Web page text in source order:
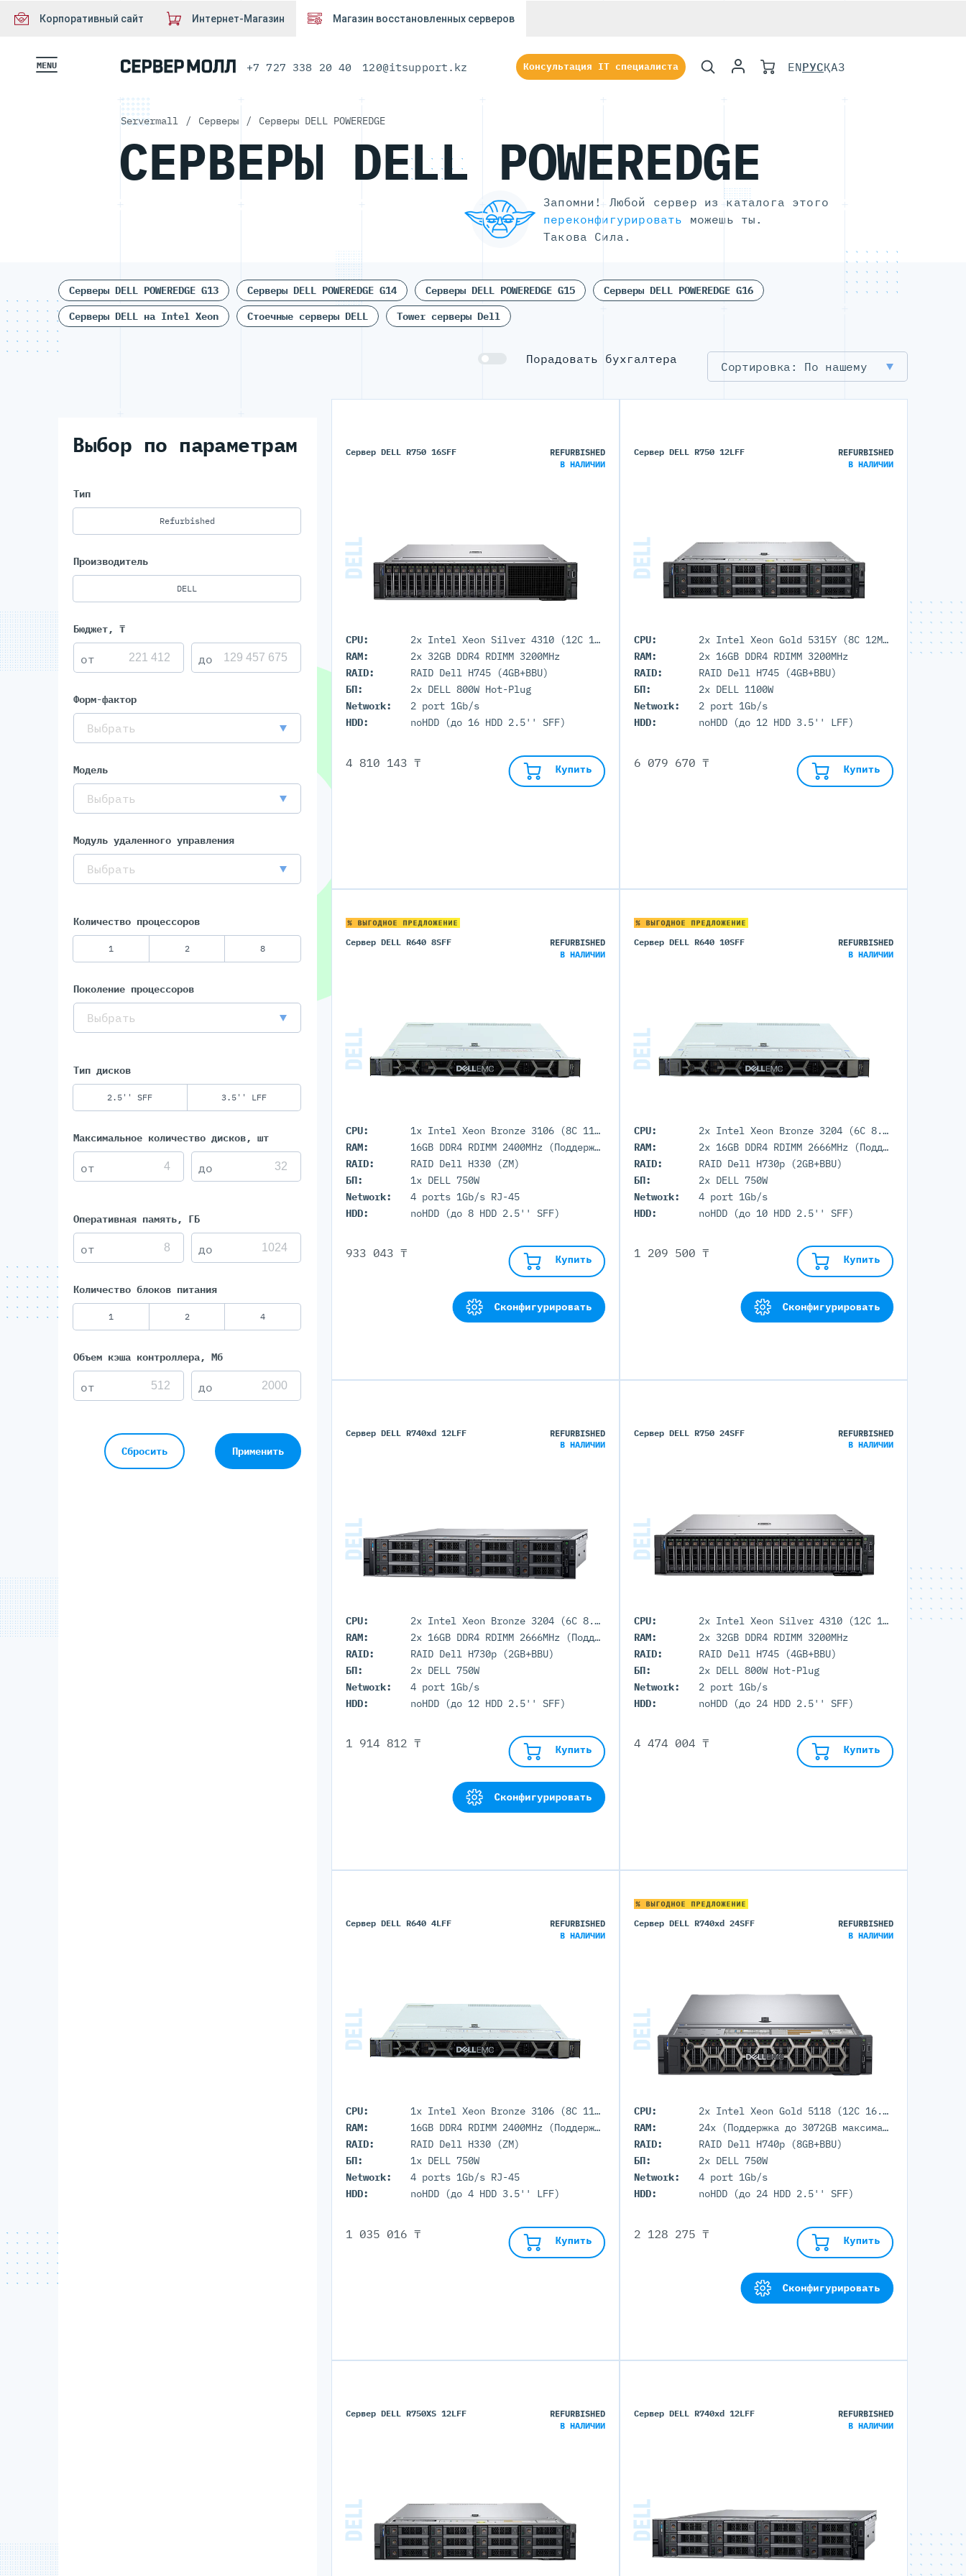
Корпоративный сайт Интернет-Магазин Магазин восстановленных серверов
MENU +7 727 338 20 40 120@itsupport.kz Консультация IT специалиста ENРУСҚАЗ
Servermall / Серверы / Серверы DELL POWEREDGE
СЕРВЕРЫ DELL POWEREDGE
Запомни! Любой сервер из каталога этого
переконфигурировать можешь ты.
Такова Сила.
Серверы DELL POWEREDGE G13 Серверы DELL POWEREDGE G14 Серверы DELL POWEREDGE G15
Серверы DELL POWEREDGE G16
Серверы DELL на Intel Xeon
Стоечные серверы DELL Tower серверы Dell
Выбор по параметрам
Тип
Refurbished
Производитель
DELL
Бюджет, ₸
Форм-фактор
Выбрать
Модель
Выбрать
Модуль удаленного управления
Выбрать
Количество процессоров
1 2 8
Поколение процессоров
Выбрать
Тип дисков
2.5'' SFF 3.5'' LFF
Максимальное количество дисков, шт
Оперативная память, ГБ
Количество блоков питания
1 2 4
Объем кэша контроллера, Мб
Сбросить Применить
Порадовать бухгалтера
По нашему
Сервер DELL R750 16SFF
REFURBISHED
В НАЛИЧИИ
CPU:
2x Intel Xeon Silver 4310 (12C 18M Cache 2.1 GHz)
RAM:
2x 32GB DDR4 RDIMM 3200MHz
RAID:
RAID Dell H745 (4GB+BBU)
БП:
2x DELL 800W Hot-Plug
Network:
2 port 1Gb/s
HDD:
noHDD (до 16 HDD 2.5'' SFF)
4 810 143 ₸ Купить
Сервер DELL R750 12LFF
REFURBISHED
В НАЛИЧИИ
CPU:
2x Intel Xeon Gold 5315Y (8C 12M Cache 3.2GHz)
RAM:
2x 16GB DDR4 RDIMM 3200MHz
RAID:
RAID Dell H745 (4GB+BBU)
БП:
2x DELL 1100W
Network:
2 port 1Gb/s
HDD:
noHDD (до 12 HDD 3.5'' LFF)
6 079 670 ₸ Купить
% ВЫГОДНОЕ ПРЕДЛОЖЕНИЕ
Сервер DELL R640 8SFF
REFURBISHED
В НАЛИЧИИ
CPU:
1x Intel Xeon Bronze 3106 (8C 11M Cache 1.70 GHz)
RAM:
16GB DDR4 RDIMM 2400MHz (Поддержка до 3Тб максимально, 24 DIMM портов)
RAID:
RAID Dell H330 (ZM)
БП:
1x DELL 750W
Network:
4 ports 1Gb/s RJ-45
HDD:
noHDD (до 8 HDD 2.5'' SFF)
933 043 ₸ Купить
Сконфигурировать
% ВЫГОДНОЕ ПРЕДЛОЖЕНИЕ
Сервер DELL R640 10SFF
REFURBISHED
В НАЛИЧИИ
CPU:
2x Intel Xeon Bronze 3204 (6C 8.25M Cache 1.90 GHz)
RAM:
2x 16GB DDR4 RDIMM 2666MHz (Поддержка до 3Тб максимально, 24 DIMM портов)
RAID:
RAID Dell H730p (2GB+BBU)
БП:
2x DELL 750W
Network:
4 port 1Gb/s
HDD:
noHDD (до 10 HDD 2.5'' SFF)
1 209 500 ₸ Купить
Сконфигурировать
Сервер DELL R740xd 12LFF
REFURBISHED
В НАЛИЧИИ
CPU:
2x Intel Xeon Bronze 3204 (6C 8.25M Cache 1.90 GHz)
RAM:
2x 16GB DDR4 RDIMM 2666MHz (Поддержка до 3072GB максимально, 24 DIMM портов)
RAID:
RAID Dell H730p (2GB+BBU)
БП:
2x DELL 750W
Network:
4 port 1Gb/s
HDD:
noHDD (до 12 HDD 2.5'' SFF)
1 914 812 ₸ Купить
Сконфигурировать
Сервер DELL R750 24SFF
REFURBISHED
В НАЛИЧИИ
CPU:
2x Intel Xeon Silver 4310 (12C 18M Cache 2.1 GHz)
RAM:
2x 32GB DDR4 RDIMM 3200MHz
RAID:
RAID Dell H745 (4GB+BBU)
БП:
2x DELL 800W Hot-Plug
Network:
2 port 1Gb/s
HDD:
noHDD (до 24 HDD 2.5'' SFF)
4 474 004 ₸ Купить
Сервер DELL R640 4LFF
REFURBISHED
В НАЛИЧИИ
CPU:
1x Intel Xeon Bronze 3106 (8C 11M Cache 1.70 GHz)
RAM:
16GB DDR4 RDIMM 2400MHz (Поддержка до 3Тб максимально, 24 DIMM портов)
RAID:
RAID Dell H330 (ZM)
БП:
1x DELL 750W
Network:
4 ports 1Gb/s RJ-45
HDD:
noHDD (до 4 HDD 3.5'' LFF)
1 035 016 ₸ Купить
% ВЫГОДНОЕ ПРЕДЛОЖЕНИЕ
Сервер DELL R740xd 24SFF
REFURBISHED
В НАЛИЧИИ
CPU:
2x Intel Xeon Gold 5118 (12C 16.5M Cache 2.30 GHz)
RAM:
24x (Поддержка до 3072GB максимально, 24 DIMM портов)
RAID:
RAID Dell H740p (8GB+BBU)
БП:
2x DELL 750W
Network:
4 port 1Gb/s
HDD:
noHDD (до 24 HDD 2.5'' SFF)
2 128 275 ₸ Купить
Сконфигурировать
Сервер DELL R750XS 12LFF
REFURBISHED
В НАЛИЧИИ
Сервер DELL R740xd 12LFF
REFURBISHED
В НАЛИЧИИ